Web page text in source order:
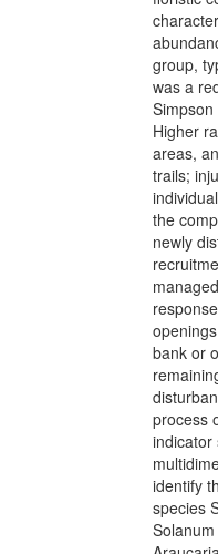
group,
was a
Higher
areas,
trails;
the
newly
bank or
process
indicator
identify
species